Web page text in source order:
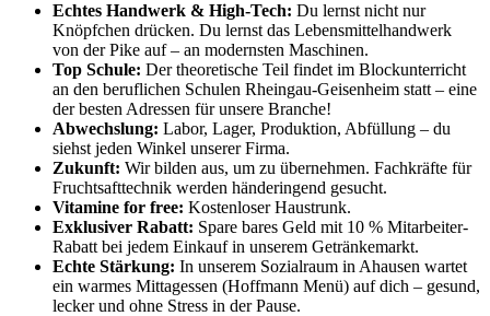
Echtes Handwerk & High-Tech: Du lernst nicht nur
Knöpfchen drücken. Du lernst das Lebensmittelhandwerk
von der Pike auf – an modernsten Maschinen.
Top Schule: Der theoretische Teil findet im Blockunterricht
an den beruflichen Schulen Rheingau-Geisenheim statt – eine
der besten Adressen für unsere Branche!
Abwechslung: Labor, Lager, Produktion, Abfüllung – du
siehst jeden Winkel unserer Firma.
Zukunft: Wir bilden aus, um zu übernehmen. Fachkräfte für
Fruchtsafttechnik werden händeringend gesucht.
Vitamine for free: Kostenloser Haustrunk.
Exklusiver Rabatt: Spare bares Geld mit 10 % Mitarbeiter-
Rabatt bei jedem Einkauf in unserem Getränkemarkt.
Echte Stärkung: In unserem Sozialraum in Ahausen wartet
ein warmes Mittagessen (Hoffmann Menü) auf dich – gesund,
lecker und ohne Stress in der Pause.